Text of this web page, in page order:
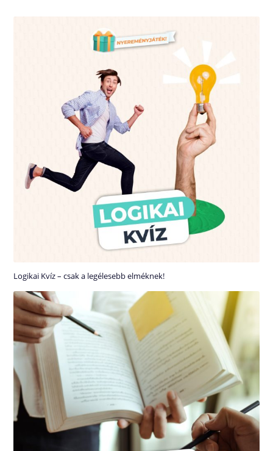
Logikai Kvíz – csak a legélesebb elméknek!